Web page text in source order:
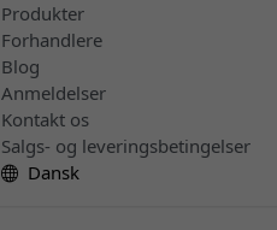
Produkter
Forhandlere
Blog
Anmeldelser
Kontakt os
Salgs- og leveringsbetingelser
Dansk